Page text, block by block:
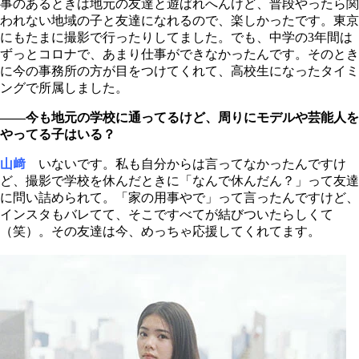
事のあるときは地元の友達と遊ばれへんけど、普段やったら関
われない地域の子と友達になれるので、楽しかったです。東京
にもたまに撮影で行ったりしてました。でも、中学の3年間は
ずっとコロナで、あまり仕事ができなかったんです。そのとき
に今の事務所の方が目をつけてくれて、高校生になったタイミ
ングで所属しました。
――今も地元の学校に通ってるけど、周りにモデルや芸能人を
やってる子はいる？
山﨑
いないです。私も自分からは言ってなかったんですけ
ど、撮影で学校を休んだときに「なんで休んだん？」って友達
に問い詰められて。「家の用事やで」って言ったんですけど、
インスタもバレてて、そこですべてが結びついたらしくて
（笑）。その友達は今、めっちゃ応援してくれてます。